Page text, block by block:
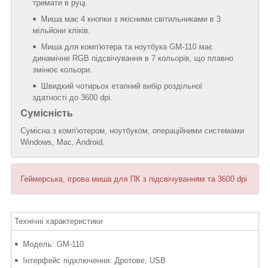
тримати в руці.
Миша має 4 кнопки з якісними світильниками в 3
мільйони кліків.
Миша для комп'ютера та ноутбука GM-110 має
динамічне RGB підсвічування в 7 кольорів, що плавно
змінює кольори.
Швидкий чотирьох етапний вибір роздільної
здатності до 3600 dpi.
Сумісність
Сумісна з комп'ютером, ноутбуком, операційними системами
Windows, Mac, Android.
Геймерська, ігрова миша для ПК з підсвічуванням та 3600 dpi
Технічні характеристики
Модель: GM-110
Інтерфейс підключення: Дротове, USB